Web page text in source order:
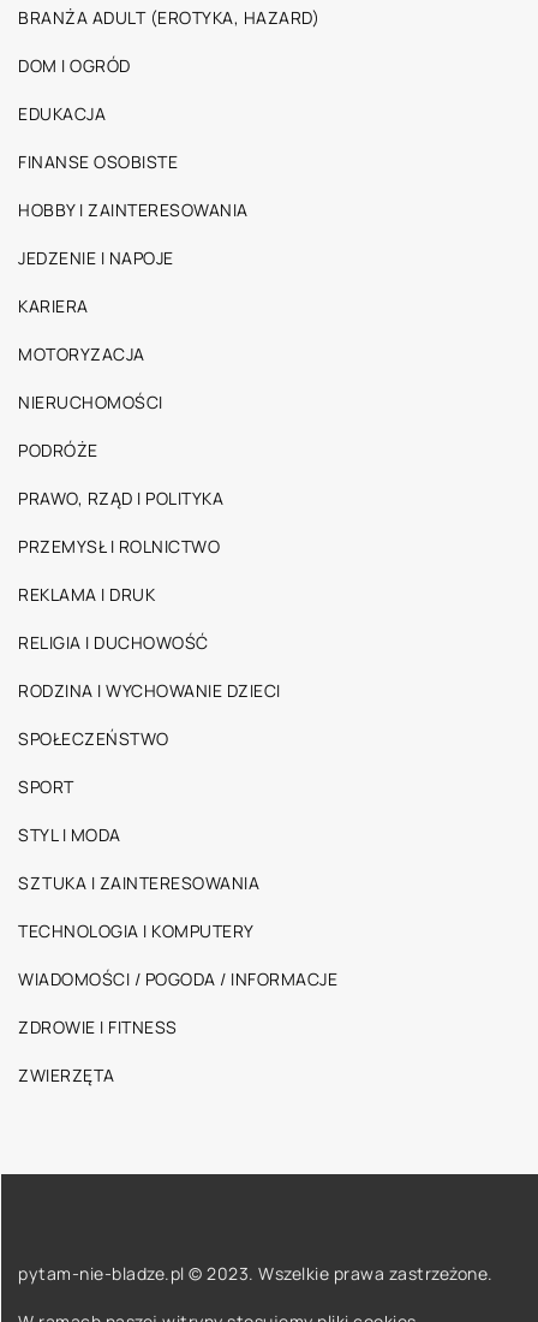
BRANŻA ADULT (EROTYKA, HAZARD)
DOM I OGRÓD
EDUKACJA
FINANSE OSOBISTE
HOBBY I ZAINTERESOWANIA
JEDZENIE I NAPOJE
KARIERA
MOTORYZACJA
NIERUCHOMOŚCI
PODRÓŻE
PRAWO, RZĄD I POLITYKA
PRZEMYSŁ I ROLNICTWO
REKLAMA I DRUK
RELIGIA I DUCHOWOŚĆ
RODZINA I WYCHOWANIE DZIECI
SPOŁECZEŃSTWO
SPORT
STYL I MODA
SZTUKA I ZAINTERESOWANIA
TECHNOLOGIA I KOMPUTERY
WIADOMOŚCI / POGODA / INFORMACJE
ZDROWIE I FITNESS
ZWIERZĘTA
pytam-nie-bladze.pl © 2023. Wszelkie prawa zastrzeżone.